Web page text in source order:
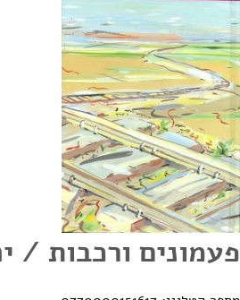
פעמונים ורכבות /